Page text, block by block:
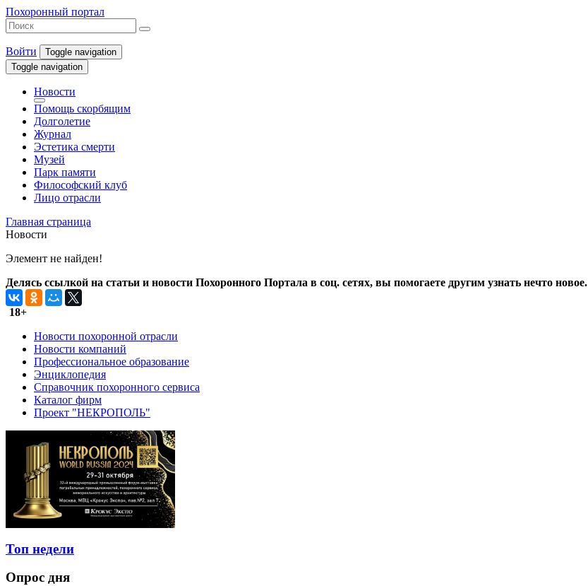
Похоронный портал
Войти
Toggle navigation
Toggle navigation
Новости
Помощь скорбящим
Долголетие
Журнал
Эстетика смерти
Музей
Парк памяти
Философский клуб
Лицо отрасли
Главная страница
Новости
Элемент не найден!
Делясь ссылкой на статьи и новости Похоронного Портала в соц. сетях, вы помогаете другим узнать нечто новое.
18+
Новости похоронной отрасли
Новости компаний
Профессиональное образование
Энциклопедия
Справочник похоронного сервиса
Каталог фирм
Проект "НЕКРОПОЛЬ"
Топ недели
Опрос дня